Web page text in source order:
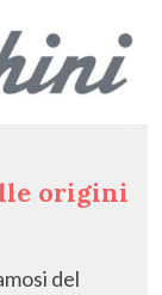
origini
del